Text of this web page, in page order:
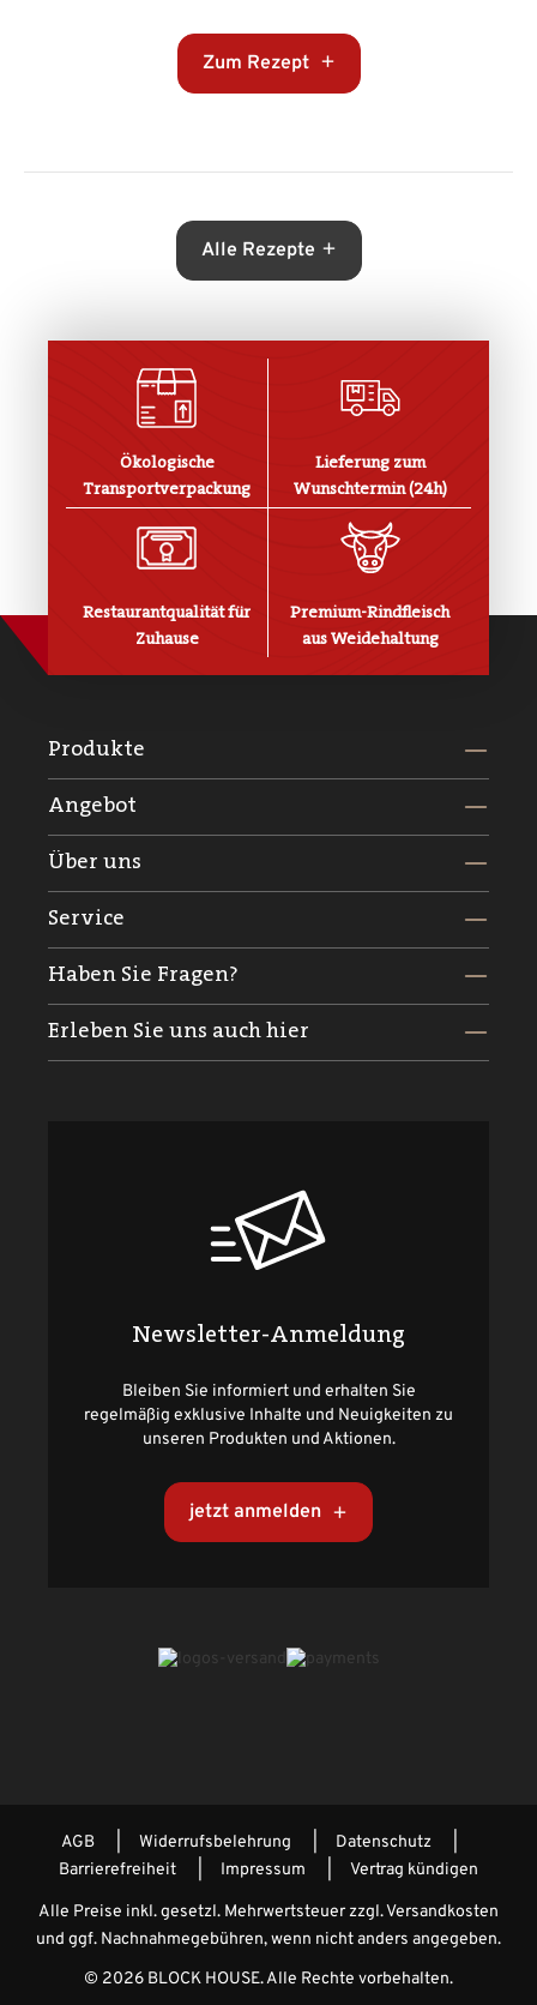
Zum Rezept
Alle Rezepte
Ökologische
Transportverpackung
Lieferung zum
Wunschtermin (24h)
Restaurantqualität für
Zuhause
Premium-Rindfleisch
aus Weidehaltung
Produkte
Angebot
Über uns
Service
Haben Sie Fragen?
Erleben Sie uns auch hier
Newsletter-Anmeldung
Bleiben Sie informiert und erhalten Sie
regelmäßig exklusive Inhalte und Neuigkeiten zu
unseren Produkten und Aktionen.
jetzt anmelden
AGB Widerrufsbelehrung
Datenschutz
Barrierefreiheit
Impressum Vertrag kündigen
Alle Preise inkl. gesetzl. Mehrwertsteuer zzgl.Versandkosten
und ggf. Nachnahmegebühren, wenn nicht anders angegeben.
© 2026 BLOCK HOUSE. Alle Rechte vorbehalten.